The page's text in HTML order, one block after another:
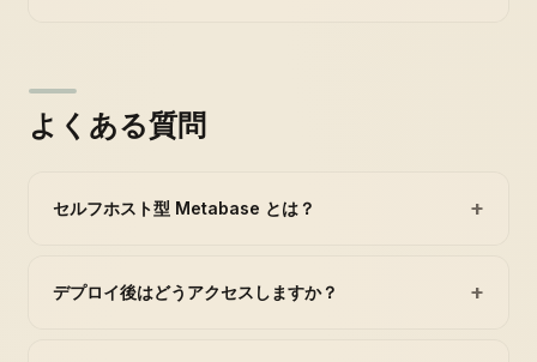
よくある質問
セルフホスト型 Metabase とは？ +
デプロイ後はどうアクセスしますか？ +